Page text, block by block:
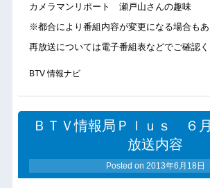
カメラマンリポート 瀬戸山さんの趣味
※都合により番組内容が変更になる場合もあ
再放送については電子番組表などでご確認く
BTV 情報ナビ
ＢＴＶ情報局Ｐｌｕｓ ６
放送内容
Posted on 2013年6月18日